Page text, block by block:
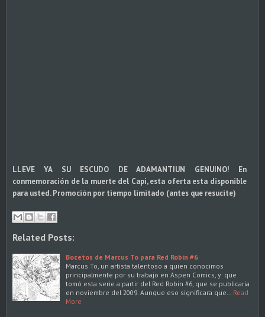
LLEVE YA SU ESCUDO DE ADAMANTIUN GENUINO! En
conmemoración de la muerte del Capi, esta oferta esta disponible
para usted. Promoción por tiempo limitado (antes que resucite)
Related Posts:
Bocetos de Marcus To para Red Robin #6
Marcus To, un artista talentoso a quien conocimos
principalmente por su trabajo en Aspen Comics, y que
tomó esta serie a partir del Red Robin #6, que se publicaria
en noviembre del 2009. Aunque eso significara que…
Read
More